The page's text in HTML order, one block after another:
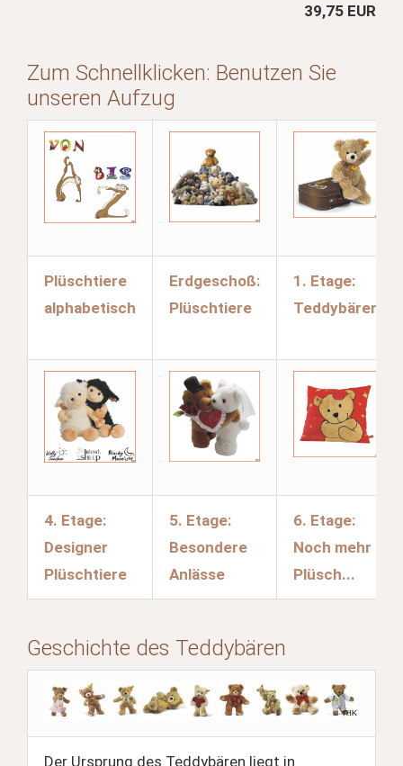
39,75 EUR
Zum Schnellklicken: Benutzen Sie
unseren Aufzug
Plüschtiere
alphabetisch
Erdgeschoß:
Plüschtiere
1. Etage:
Teddybären
4. Etage:
Designer
Plüschtiere
5. Etage:
Besondere
Anlässe
6. Etage:
Noch mehr
Plüsch...
Geschichte des Teddybären
Der Ursprung des Teddybären liegt in